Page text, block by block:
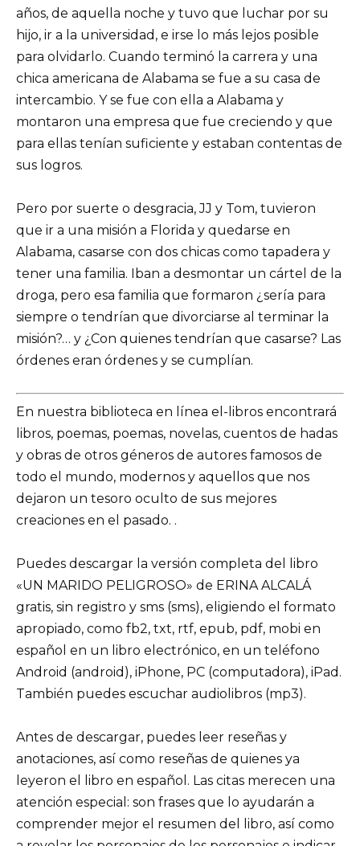
años, de aquella noche y tuvo que luchar por su
hijo, ir a la universidad, e irse lo más lejos posible
para olvidarlo. Cuando terminó la carrera y una
chica americana de Alabama se fue a su casa de
intercambio. Y se fue con ella a Alabama y
montaron una empresa que fue creciendo y que
para ellas tenían suficiente y estaban contentas de
sus logros.
Pero por suerte o desgracia, JJ y Tom, tuvieron
que ir a una misión a Florida y quedarse en
Alabama, casarse con dos chicas como tapadera y
tener una familia. Iban a desmontar un cártel de la
droga, pero esa familia que formaron ¿sería para
siempre o tendrían que divorciarse al terminar la
misión?… y ¿Con quienes tendrían que casarse? Las
órdenes eran órdenes y se cumplían.
En nuestra biblioteca en línea el-libros encontrará
libros, poemas, poemas, novelas, cuentos de hadas
y obras de otros géneros de autores famosos de
todo el mundo, modernos y aquellos que nos
dejaron un tesoro oculto de sus mejores
creaciones en el pasado. .
Puedes descargar la versión completa del libro
«UN MARIDO PELIGROSO» de ERINA ALCALÁ
gratis, sin registro y sms (sms), eligiendo el formato
apropiado, como fb2, txt, rtf, epub, pdf, mobi en
español en un libro electrónico, en un teléfono
Android (android), iPhone, PC (computadora), iPad.
También puedes escuchar audiolibros (mp3).
Antes de descargar, puedes leer reseñas y
anotaciones, así como reseñas de quienes ya
leyeron el libro en español. Las citas merecen una
atención especial: son frases que lo ayudarán a
comprender mejor el resumen del libro, así como